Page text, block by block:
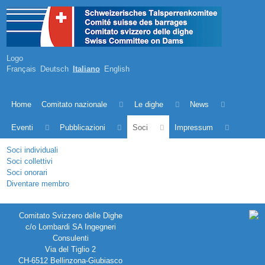
Logo
Français Deutsch Italiano English
Home Comitato nazionale Le dighe News
Eventi Pubblicazioni Soci Impressum
Soci individuali
Soci collettivi
Soci onorari
Diventare membro
Comitato Svizzero delle Dighe
c/o Lombardi SA Ingegneri
Consulenti
Via del Tiglio 2
CH-6512 Bellinzona-Giubiasco